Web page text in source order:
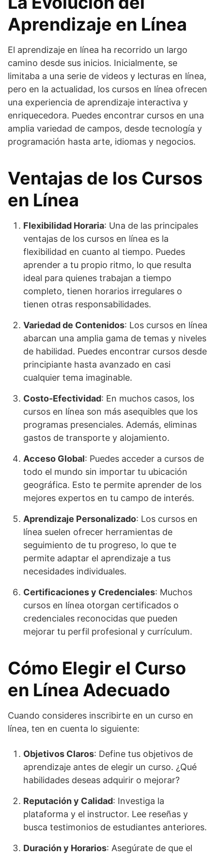
Aprendizaje en Línea
El aprendizaje en línea ha recorrido un largo
camino desde sus inicios. Inicialmente, se
limitaba a una serie de videos y lecturas en línea,
pero en la actualidad, los cursos en línea ofrecen
una experiencia de aprendizaje interactiva y
enriquecedora. Puedes encontrar cursos en una
amplia variedad de campos, desde tecnología y
programación hasta arte, idiomas y negocios.
Ventajas de los Cursos
en Línea
Flexibilidad Horaria: Una de las principales
ventajas de los cursos en línea es la
flexibilidad en cuanto al tiempo. Puedes
aprender a tu propio ritmo, lo que resulta
ideal para quienes trabajan a tiempo
completo, tienen horarios irregulares o
tienen otras responsabilidades.
Variedad de Contenidos: Los cursos en línea
abarcan una amplia gama de temas y niveles
de habilidad. Puedes encontrar cursos desde
principiante hasta avanzado en casi
cualquier tema imaginable.
Costo-Efectividad: En muchos casos, los
cursos en línea son más asequibles que los
programas presenciales. Además, eliminas
gastos de transporte y alojamiento.
Acceso Global: Puedes acceder a cursos de
todo el mundo sin importar tu ubicación
geográfica. Esto te permite aprender de los
mejores expertos en tu campo de interés.
Aprendizaje Personalizado: Los cursos en
línea suelen ofrecer herramientas de
seguimiento de tu progreso, lo que te
permite adaptar el aprendizaje a tus
necesidades individuales.
Certificaciones y Credenciales: Muchos
cursos en línea otorgan certificados o
credenciales reconocidas que pueden
mejorar tu perfil profesional y currículum.
Cómo Elegir el Curso
en Línea Adecuado
Cuando consideres inscribirte en un curso en
línea, ten en cuenta lo siguiente:
Objetivos Claros: Define tus objetivos de
aprendizaje antes de elegir un curso. ¿Qué
habilidades deseas adquirir o mejorar?
Reputación y Calidad: Investiga la
plataforma y el instructor. Lee reseñas y
busca testimonios de estudiantes anteriores.
Duración y Horarios: Asegúrate de que el